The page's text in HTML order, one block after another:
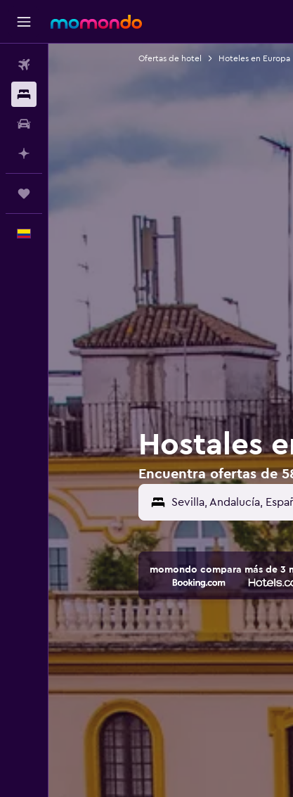
Ofertas de hotel Hoteles en Europa
Hostales
Encuentra ofertas de
Sevilla, Andalucía,
momondo compara más de 3